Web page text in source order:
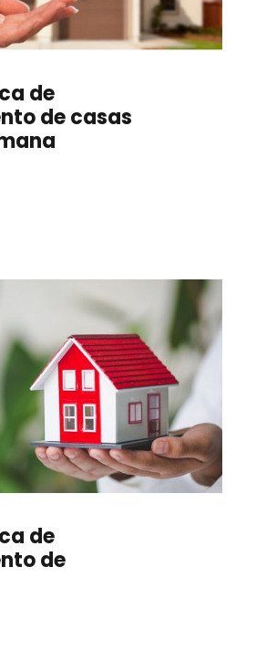
de
de casas
de
de